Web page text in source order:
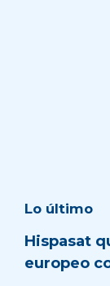
Lo último
Hispasat
europeo